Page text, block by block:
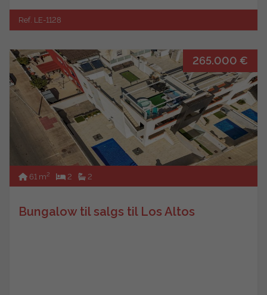
Ref. LE-1128
265.000 €
61 m2 2 2
Bungalow til salgs til Los Altos